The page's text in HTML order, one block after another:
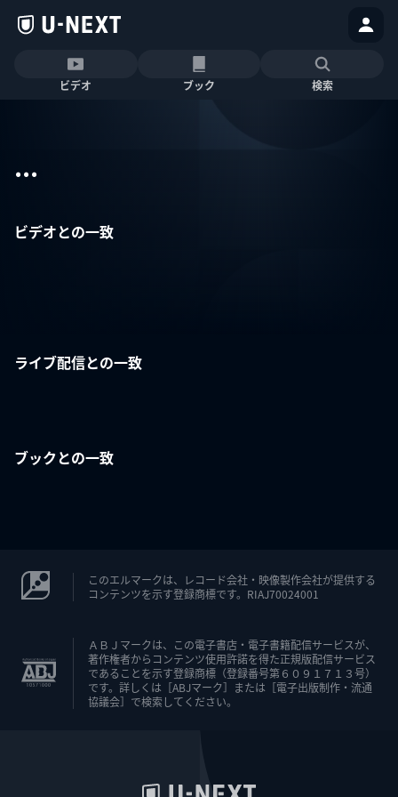
ビデオ ブック 検索
...
ビデオとの一致
ライブ配信との一致
ブックとの一致
このエルマークは、レコード会社・映像製作会社が提供する
コンテンツを示す登録商標です。RIAJ70024001
ＡＢＪマークは、この電子書店・電子書籍配信サービスが、
著作権者からコンテンツ使用許諾を得た正規版配信サービス
であることを示す登録商標（登録番号第６０９１７１３号）
です。詳しくは［ABJマーク］または［電子出版制作・流通
協議会］で検索してください。